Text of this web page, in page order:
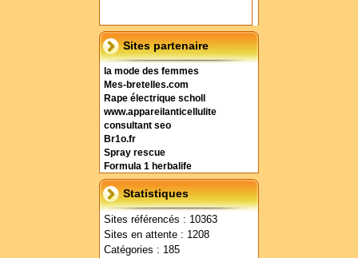
Sites partenaire
la mode des femmes
Mes-bretelles.com
Rape électrique scholl
www.appareilanticellulite
consultant seo
Br1o.fr
Spray rescue
Formula 1 herbalife
Statistiques
Sites référencés : 10363
Sites en attente : 1208
Catégories : 185